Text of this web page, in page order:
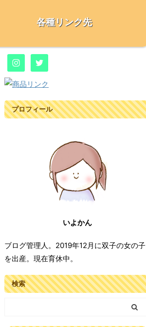
各種リンク先
プロフィール
いよかん
ブログ管理人。2019年12月に双子の女の子
を出産。現在育休中。
検索